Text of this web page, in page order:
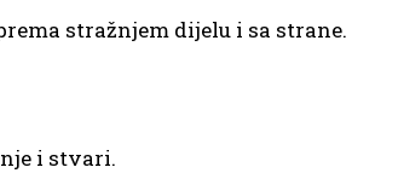
stražnjem dijelu i sa strane.
i stvari.